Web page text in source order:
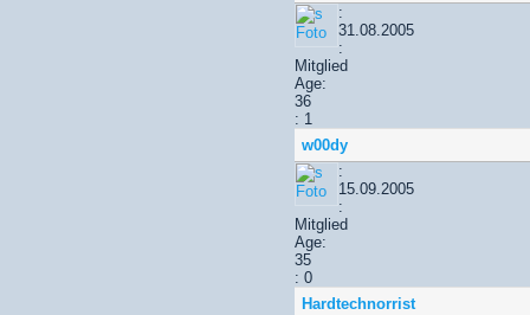
:
31.08.2005
:
Mitglied
Age:
36
: 1
w00dy
:
15.09.2005
:
Mitglied
Age:
35
: 0
Hardtechnorrist